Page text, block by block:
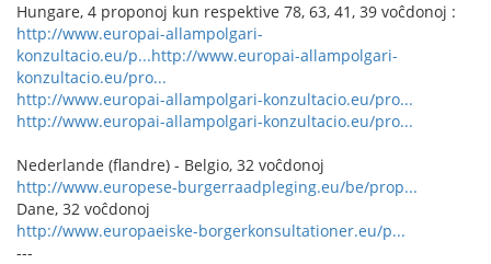
Hungare, 4 proponoj kun respektive 78, 63, 41, 39 voĉdonoj :
http://www.europai-allampolgari-
konzultacio.eu/p...http://www.europai-allampolgari-
konzultacio.eu/pro...
http://www.europai-allampolgari-konzultacio.eu/pro...
http://www.europai-allampolgari-konzultacio.eu/pro...
Nederlande (flandre) - Belgio, 32 voĉdonoj
http://www.europese-burgerraadpleging.eu/be/prop...
Dane, 32 voĉdonoj
http://www.europaeiske-borgerkonsultationer.eu/p...
---